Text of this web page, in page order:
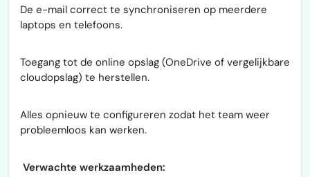
De e-mail correct te synchroniseren op meerdere
laptops en telefoons.
Toegang tot de online opslag (OneDrive of vergelijkbare
cloudopslag) te herstellen.
Alles opnieuw te configureren zodat het team weer
probleemloos kan werken.
Verwachte werkzaamheden: